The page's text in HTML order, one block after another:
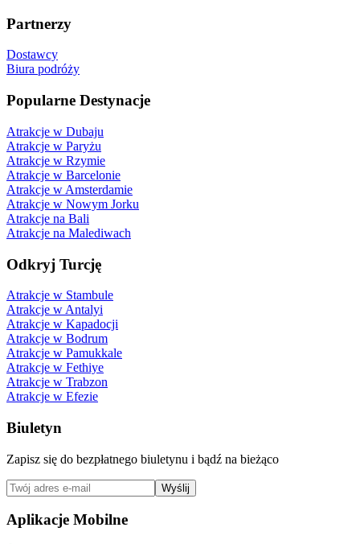
Partnerzy
Dostawcy
Biura podróży
Popularne Destynacje
Atrakcje w Dubaju
Atrakcje w Paryżu
Atrakcje w Rzymie
Atrakcje w Barcelonie
Atrakcje w Amsterdamie
Atrakcje w Nowym Jorku
Atrakcje na Bali
Atrakcje na Malediwach
Odkryj Turcję
Atrakcje w Stambule
Atrakcje w Antalyi
Atrakcje w Kapadocji
Atrakcje w Bodrum
Atrakcje w Pamukkale
Atrakcje w Fethiye
Atrakcje w Trabzon
Atrakcje w Efezie
Biuletyn
Zapisz się do bezpłatnego biuletynu i bądź na bieżąco
Wyślij
Aplikacje Mobilne